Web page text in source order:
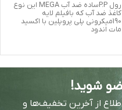
رول P.Pساده ضد آب MEGA این نوع
کاغذ ضد آب که بافیلم لایه
190میکرونی پلی پروپلین با اکسید
مات اندود
شوید!
از آخرین تخفیف‌ها و